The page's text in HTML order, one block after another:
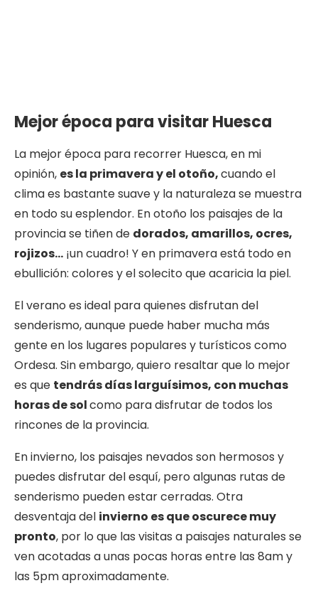
Mejor época para visitar Huesca
La mejor época para recorrer Huesca, en mi
opinión, es la primavera y el otoño,cuando el
clima es bastante suave y la naturaleza se muestra
en todo su esplendor. En otoño los paisajes de la
provincia se tiñen de dorados, amarillos, ocres,
rojizos… ¡un cuadro! Y en primavera está todo en
ebullición: colores y el solecito que acaricia la piel.
El verano es ideal para quienes disfrutan del
senderismo, aunque puede haber mucha más
gente en los lugares populares y turísticos como
Ordesa. Sin embargo, quiero resaltar que lo mejor
es que tendrás días larguísimos, con muchas
horas de solcomo para disfrutar de todos los
rincones de la provincia.
En invierno, los paisajes nevados son hermosos y
puedes disfrutar del esquí, pero algunas rutas de
senderismo pueden estar cerradas. Otra
desventaja del invierno es que oscurece muy
pronto, por lo que las visitas a paisajes naturales se
ven acotadas a unas pocas horas entre las 8am y
las 5pm aproximadamente.